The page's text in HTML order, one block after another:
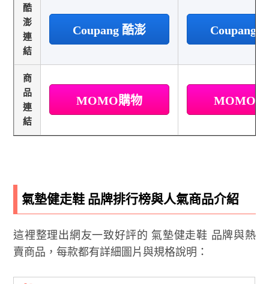
酷
澎
連
結
Coupang 酷澎 Coupang
商
品
連
結
MOMO購物 MOMO
氣墊健走鞋 品牌排行榜與人氣商品介紹
這裡整理出網友一致好評的 氣墊健走鞋 品牌與熱
賣商品，每款都有詳細圖片與規格說明：